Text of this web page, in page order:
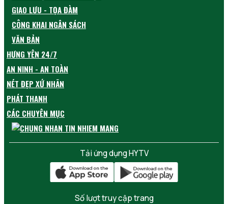
GIAO LƯU - TỌA ĐÀM
CÔNG KHAI NGÂN SÁCH
VĂN BẢN
HƯNG YÊN 24/7
AN NINH - AN TOÀN
NÉT ĐẸP XỨ NHÃN
PHÁT THANH
CÁC CHUYÊN MỤC
Tải ứng dụng HYTV
Số lượt truy cập trang